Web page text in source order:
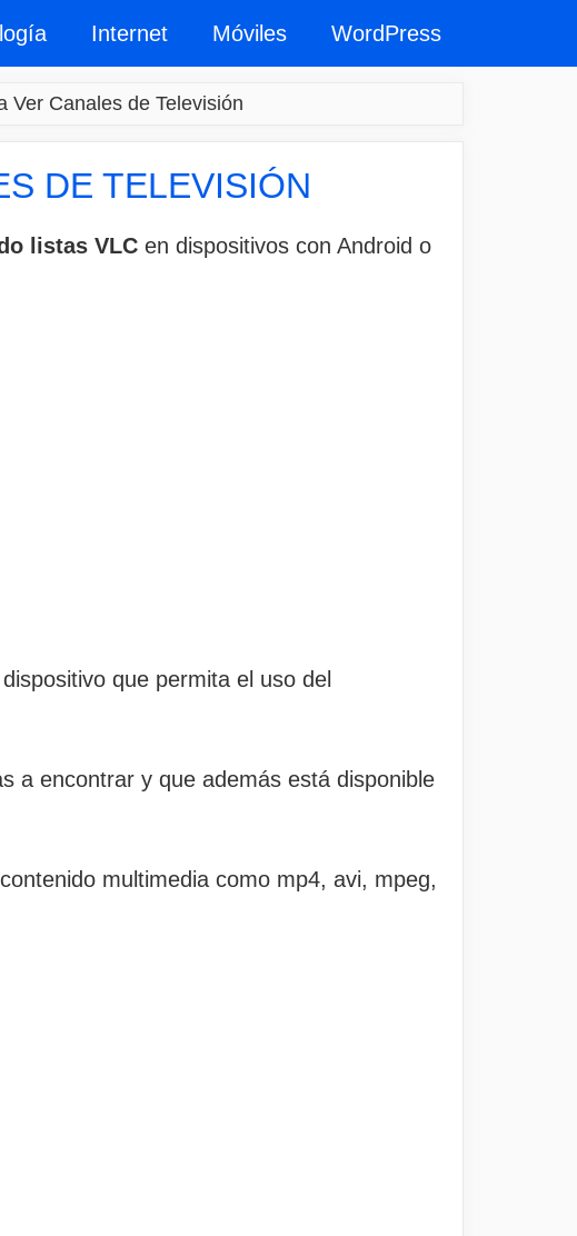
Internet Móviles WordPress
Ver Canales de Televisión
DE TELEVISIÓN
listas VLC en dispositivos con Android o
que permita el uso del
a encontrar y que además está disponible
multimedia como mp4, avi, mpeg,